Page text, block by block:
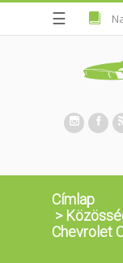
☰
Címlap
>
Chevrolet